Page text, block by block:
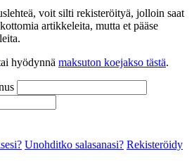
voit silti rekisteröityä, jolloin saat
artikkeleita, mutta et pääse
hyödynnä maksuton koejakso tästä.
Unohditko salasanasi? Rekisteröidy